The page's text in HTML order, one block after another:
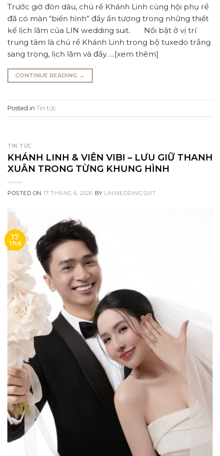
Trước giờ đón dâu, chú rể Khánh Linh cùng hội phụ rể
đã có màn “biến hình” đầy ấn tượng trong những thiết
kế lịch lãm của LIN wedding suit. Nổi bật ở vị trí
trung tâm là chú rể Khánh Linh trong bộ tuxedo trắng
sang trọng, lịch lãm và đầy…..[xem thêm]
CONTINUE READING →
Posted in Tin tức
TIN TỨC
KHÁNH LINH & VIÊN VIBI – LƯU GIỮ THANH
XUÂN TRONG TỪNG KHUNG HÌNH
POSTED ON17 THÁNG 6, 2026 BY LINWEDDINGSUIT
17
Th6